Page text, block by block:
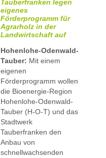
Tauberfranken legen
eigenes
Förderprogramm für
Agrarholz in der
Landwirtschaft auf
Hohenlohe-Odenwald-
Tauber: Mit einem
eigenen
Förderprogramm wollen
die Bioenergie-Region
Hohenlohe-Odenwald-
Tauber (H-O-T) und das
Stadtwerk
Tauberfranken den
Anbau von
schnellwachsenden